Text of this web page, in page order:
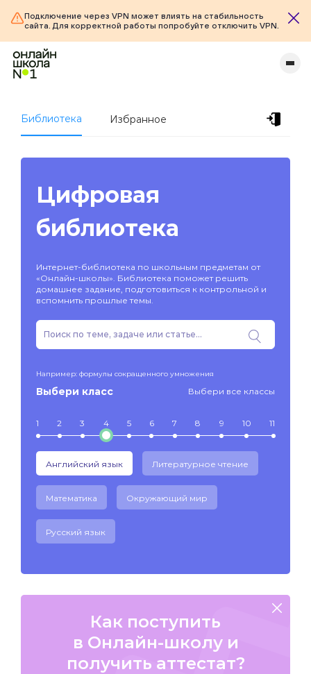
Подключение через VPN может влиять на стабильность
сайта. Для корректной работы попробуйте отключить VPN.
Библиотека Избранное
Цифровая
библиотека
Интернет-библиотека по школьным предметам от
«Онлайн-школы». Библиотека поможет решить
домашнее задание, подготовиться к контрольной и
вспомнить прошлые темы.
Например: формулы сокращенного умножения
Выбери класс Выбери все классы
1 2 3 4 5 6 7 8 9 10 11
Английский язык Литературное чтение
Математика Окружающий мир
Русский язык
Как поступить
в Онлайн-школу и
получить аттестат?